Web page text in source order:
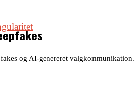
og AI-genereret valgkommunikation.